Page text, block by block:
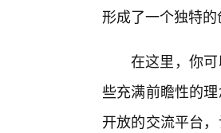
形成了一个独特的
在这里，你
些充满前瞻性的
开放的交流平台